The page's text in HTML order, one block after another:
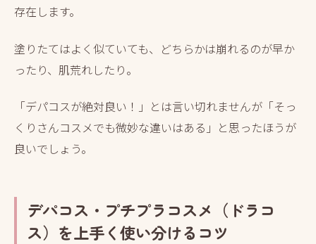
存在します。
塗りたてはよく似ていても、どちらかは崩れるのが早か
ったり、肌荒れしたり。
「デパコスが絶対良い！」とは言い切れませんが「そっ
くりさんコスメでも微妙な違いはある」と思ったほうが
良いでしょう。
デパコス・プチプラコスメ（ドラコ
ス）を上手く使い分けるコツ